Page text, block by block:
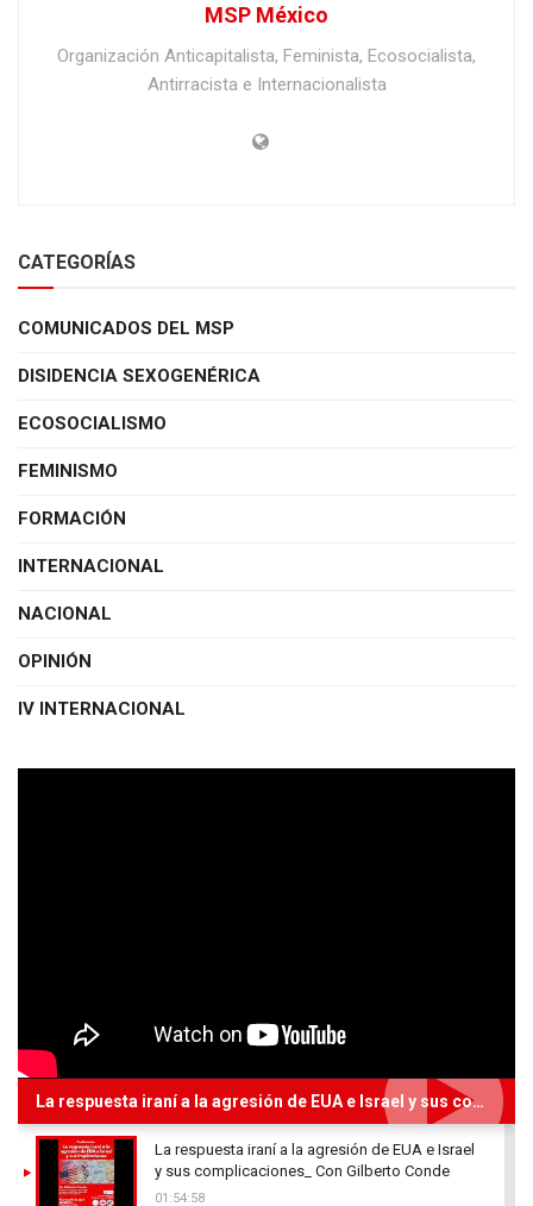
MSP México
Organización Anticapitalista, Feminista, Ecosocialista,
Antirracista e Internacionalista
CATEGORÍAS
COMUNICADOS DEL MSP
DISIDENCIA SEXOGENÉRICA
ECOSOCIALISMO
FEMINISMO
FORMACIÓN
INTERNACIONAL
NACIONAL
OPINIÓN
IV INTERNACIONAL
La respuesta iraní a la agresión de EUA e Israel y sus complicaciones_ Con Gilberto Conde
La respuesta iraní a la agresión de EUA e Israel
y sus complicaciones_ Con Gilberto Conde
01:54:58